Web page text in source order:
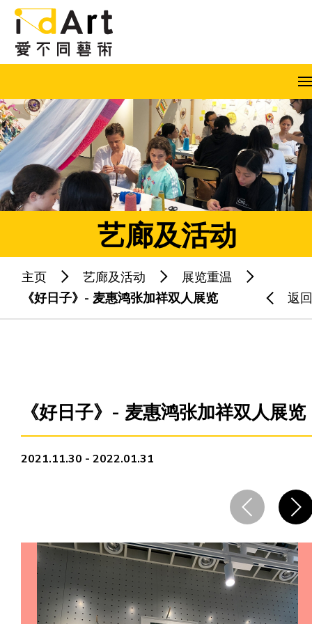
跳到内容（按回车键）
EN 繁 简 A A
热门关键字：
最新消息
爱不同艺术家
网上艺廊
艺廊及活动
主页 艺廊及活动
展览重温
《好日子》- 麦惠鸿张加祥双人展览
返回
《好日子》- 麦惠鸿张加祥双人展览
2021.11.30 - 2022.01.31